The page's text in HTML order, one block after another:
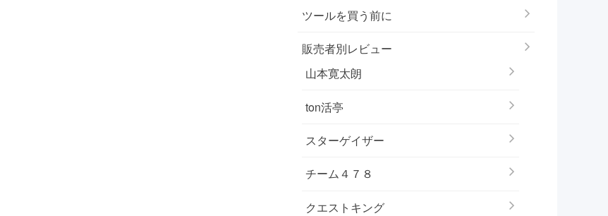
ツールを買う前に
販売者別レビュー
山本寛太朗
ton活亭
スターゲイザー
チーム４７８
クエストキング